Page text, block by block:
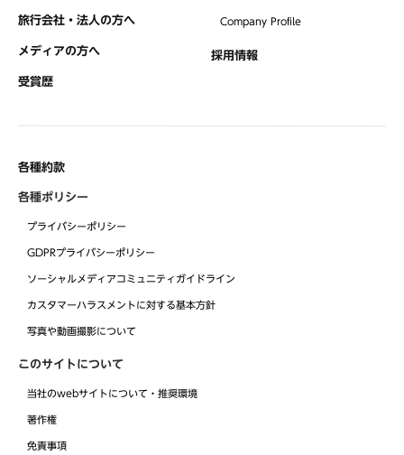
旅行会社・法人の方へ
メディアの方へ
受賞歴
Company Profile
採用情報
各種約款
各種ポリシー
プライバシーポリシー
GDPRプライバシーポリシー
ソーシャルメディアコミュニティガイドライン
カスタマーハラスメントに対する基本方針
写真や動画撮影について
このサイトについて
当社のwebサイトについて・推奨環境
著作権
免責事項